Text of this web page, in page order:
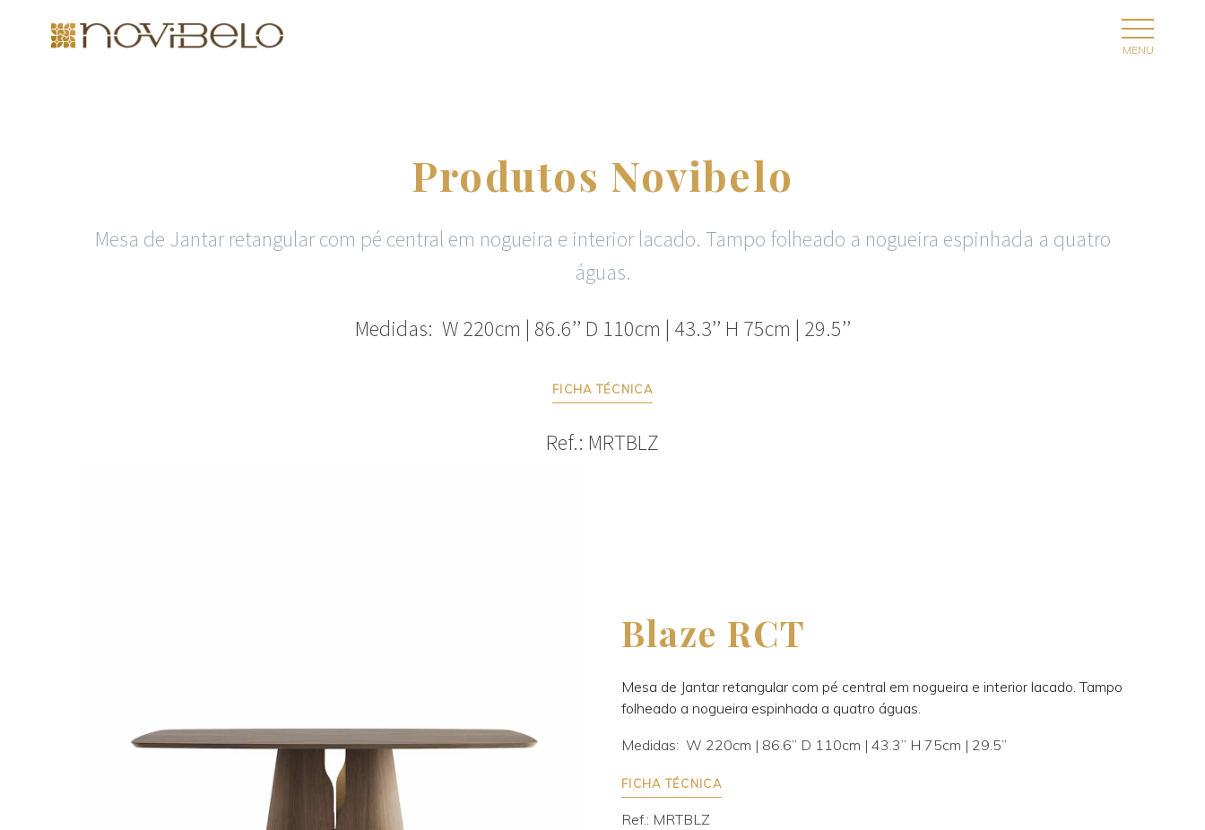
Produtos Novibelo
Mesa de Jantar retangular com pé central em nogueira e interior lacado. Tampo folheado a nogueira espinhada a quatro
águas.
Medidas: W 220cm | 86.6’’ D 110cm | 43.3’’ H 75cm | 29.5’’
FICHA TÉCNICA
Ref.: MRTBLZ
Blaze RCT
Mesa de Jantar retangular com pé central em nogueira e interior lacado. Tampo
folheado a nogueira espinhada a quatro águas.
Medidas: W 220cm | 86.6’’ D 110cm | 43.3’’ H 75cm | 29.5’’
FICHA TÉCNICA
Ref.: MRTBLZ